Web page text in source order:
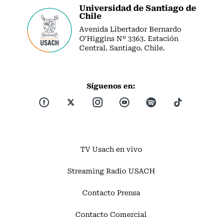
Universidad de Santiago de
Chile
Avenida Libertador Bernardo
O’Higgins Nº 3363. Estación
Central. Santiago. Chile.
Síguenos en:
TV Usach en vivo
Streaming Radio USACH
Contacto Prensa
Contacto Comercial